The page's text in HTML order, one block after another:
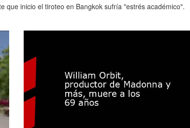
que inicio el tiroteo en Bangkok sufría "estrés académico".